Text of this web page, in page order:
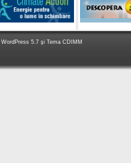
WordPress 5.7 şi Tema CDIMM